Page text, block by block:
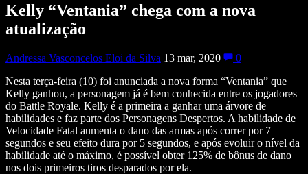
Kelly “Ventania” chega com a nova
atualização
Andressa Vasconcelos Eloi da Silva 13 mar, 2020
0
Nesta terça-feira (10) foi anunciada a nova forma “Ventania” que
Kelly ganhou, a personagem já é bem conhecida entre os jogadores
do Battle Royale. Kelly é a primeira a ganhar uma árvore de
habilidades e faz parte dos Personagens Despertos. A habilidade de
Velocidade Fatal aumenta o dano das armas após correr por 7
segundos e seu efeito dura por 5 segundos, e após evoluir o nível da
habilidade até o máximo, é possível obter 125% de bônus de dano
nos dois primeiros tiros desparados por ela.